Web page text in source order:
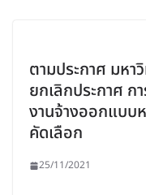
ตามประกาศ มหา
ยกเลิกประกาศ ก
งานจ้างออกแบบ
คัดเลือก
25/11/2021